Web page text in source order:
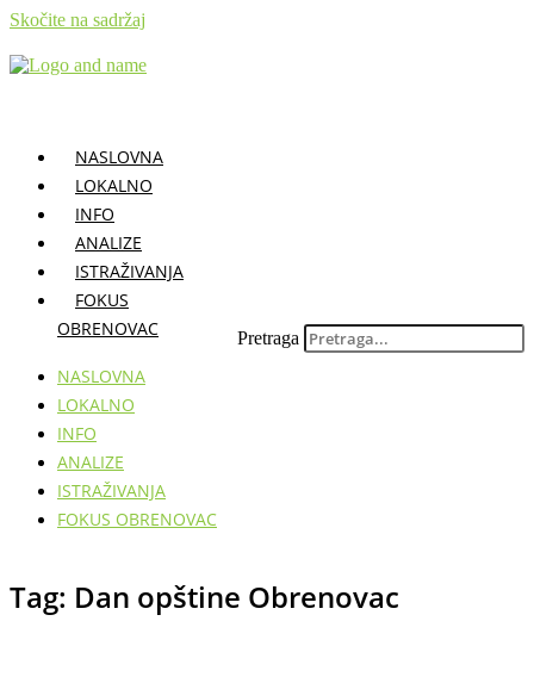
Skočite na sadržaj
NASLOVNA
LOKALNO
INFO
ANALIZE
ISTRAŽIVANJA
FOKUS
OBRENOVAC
NASLOVNA
LOKALNO
INFO
ANALIZE
ISTRAŽIVANJA
FOKUS OBRENOVAC
Pretraga
Tag: Dan opštine Obrenovac